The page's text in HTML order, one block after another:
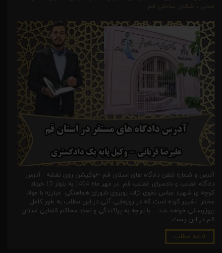
مدنی ، خیابان ساحلی قم
آدرس و شماره تلفن دادگاه های استان قم +لوکیشن روی نقشه آدرس
دادگاه انقلاب و دادسرای انقلاب قم در مهر ماه 1404 به بلوار 15 خرداد
کوچه ی شهید عباس تقوی نژاد، روبروی شورای هماهنگی مبارزه با مواد
مخدر تغییر کرده است که در روزهایی آتی در این مطلب به طور کامل
بروزرسانی خواهد شد ... با توجه به پراکندگی و تعدد محاکم قضایی استان
قم در این پست …
ادامه مطلب